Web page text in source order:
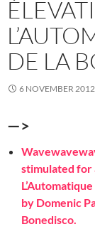
DE LA
6 NOVEMBER 2012
—>
stimulated for
by Domenic
Bonedisco.